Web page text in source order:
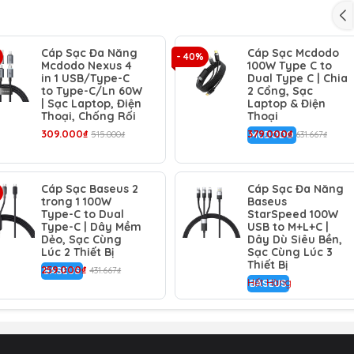
bọc dù bện nylon mật độ cao và đầu cắm hợp kim nhôm
mòn và đảm bảo tuổi thọ sử dụng lâu dài.
xử lý thông minh (MSC), sợi cáp tự động nhận diện và
bảo sạc nhanh và an toàn tuyệt đối.
tính bảng và điện thoại.
rối.
bổ dòng điện.
Cáp Sạc Đa Năng
Mcdodo Nexus 4
in 1 USB/Type-C
to Type-C/Ln 60W
| Sạc Laptop, Điện
Thoại, Chống Rối
309.000₫ 515.000₫
- 40%
Cáp Sạc Mcdodo
100W Type C to
Dual Type C | Chia
2 Cổng, Sạc
Laptop & Điện
Thoại
379.000₫ 631.667₫
MCDODO
Cáp Sạc Baseus 2
trong 1 100W
Type-C to Dual
Type-C | Dây Mềm
Dẻo, Sạc Cùng
Lúc 2 Thiết Bị
259.000₫ 431.667₫
BASEUS
Cáp Sạc Đa Năng
Baseus
StarSpeed 100W
USB to M+L+C |
Dây Dù Siêu Bền,
Sạc Cùng Lúc 3
Thiết Bị
Hết Hàng
BASEUS